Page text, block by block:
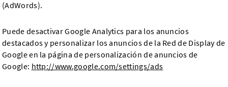
(AdWords).
Puede desactivar Google Analytics para los anuncios
destacados y personalizar los anuncios de la Red de Display de
Google en la página de personalización de anuncios de
Google: http://www.google.com/settings/ads